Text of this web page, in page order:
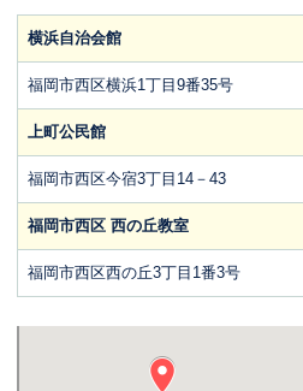
横浜自治会館
福岡市西区横浜1丁目9番35号
上町公民館
福岡市西区今宿3丁目14－43
福岡市西区 西の丘教室
福岡市西区西の丘3丁目1番3号